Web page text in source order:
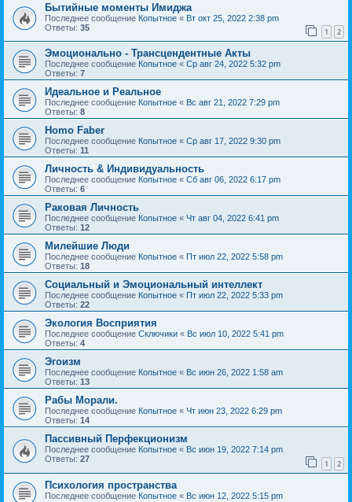
Бытийные моменты Имиджа
Последнее сообщение Копытное « Вт окт 25, 2022 2:38 pm
Ответы: 35 1 2
Эмоционально - Трансцендентные Акты
Последнее сообщение Копытное « Ср авг 24, 2022 5:32 pm
Ответы: 7
Идеальное и Реальное
Последнее сообщение Копытное « Вс авг 21, 2022 7:29 pm
Ответы: 8
Homo Faber
Последнее сообщение Копытное « Ср авг 17, 2022 9:30 pm
Ответы: 11
Личность & Индивидуальность
Последнее сообщение Копытное « Сб авг 06, 2022 6:17 pm
Ответы: 6
Раковая Личность
Последнее сообщение Копытное « Чт авг 04, 2022 6:41 pm
Ответы: 12
Милейшие Люди
Последнее сообщение Копытное « Пт июл 22, 2022 5:58 pm
Ответы: 18
Социальный и Эмоциональный интеллект
Последнее сообщение Копытное « Пт июл 22, 2022 5:33 pm
Ответы: 22
Экология Восприятия
Последнее сообщение Сключики « Вс июл 10, 2022 5:41 pm
Ответы: 4
Эгоизм
Последнее сообщение Копытное « Вс июн 26, 2022 1:58 am
Ответы: 13
Рабы Морали.
Последнее сообщение Копытное « Чт июн 23, 2022 6:29 pm
Ответы: 14
Пассивный Перфекционизм
Последнее сообщение Копытное « Вс июн 19, 2022 7:14 pm
Ответы: 27 1 2
Психология пространства
Последнее сообщение Копытное « Вс июн 12, 2022 5:15 pm